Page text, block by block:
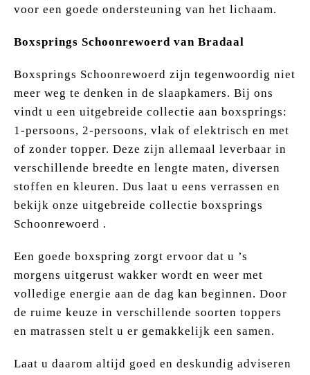
voor een goede ondersteuning van het lichaam.
Boxsprings Schoonrewoerd van Bradaal
Boxsprings Schoonrewoerd zijn tegenwoordig niet
meer weg te denken in de slaapkamers. Bij ons
vindt u een uitgebreide collectie aan boxsprings:
1-persoons, 2-persoons, vlak of elektrisch en met
of zonder topper. Deze zijn allemaal leverbaar in
verschillende breedte en lengte maten, diversen
stoffen en kleuren. Dus laat u eens verrassen en
bekijk onze uitgebreide collectie boxsprings
Schoonrewoerd .
Een goede boxspring zorgt ervoor dat u ’s
morgens uitgerust wakker wordt en weer met
volledige energie aan de dag kan beginnen. Door
de ruime keuze in verschillende soorten toppers
en matrassen stelt u er gemakkelijk een samen.
Laat u daarom altijd goed en deskundig adviseren